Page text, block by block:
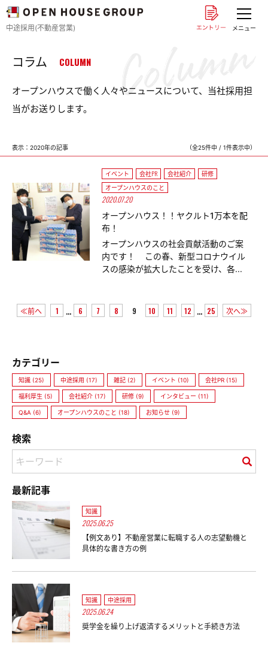
中途採用(不動産営業) メニュー
コラム COLUMN
オープンハウスで働く人々やニュースについて、当社採用担
当がお送りします。
表示：2020年の記事 （全25件中 / 1件表示中）
イベント 会社PR 会社紹介
研修
オープンハウスのこと
2020.07.20
オープンハウス！！ヤクルト1万本を配
布！
オープンハウスの社会貢献活動のご案
内です！ この春、新型コロナウイル
スの感染が拡大したことを受け、各...
≪前へ 1 ... 6 7 8 9 10 11 12 ... 25 次へ≫
カテゴリー
知識 (25) 中途採用 (17) 雑記 (2) イベント (10) 会社PR (15)
福利厚生 (5) 会社紹介 (17) 研修 (9) インタビュー (11)
Q&A (6) オープンハウスのこと (18) お知らせ (9)
検索
最新記事
知識
2025.06.25
【例文あり】不動産営業に転職する人の志望動機と
具体的な書き方の例
知識 中途採用
2025.06.24
奨学金を繰り上げ返済するメリットと手続き方法